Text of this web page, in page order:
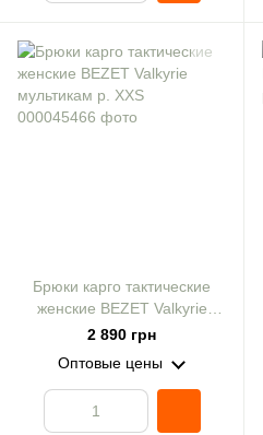
Брюки карго тактические
женские BEZET Valkyrie
мультикам р. XXS
2 890 грн
Оптовые цены